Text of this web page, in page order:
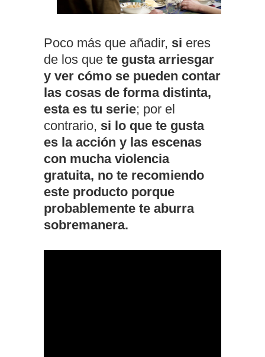
Poco más que añadir, si eres
de los que te gusta arriesgar
y ver cómo se pueden contar
las cosas de forma distinta,
esta es tu serie; por el
contrario, si lo que te gusta
es la acción y las escenas
con mucha violencia
gratuita, no te recomiendo
este producto porque
probablemente te aburra
sobremanera.